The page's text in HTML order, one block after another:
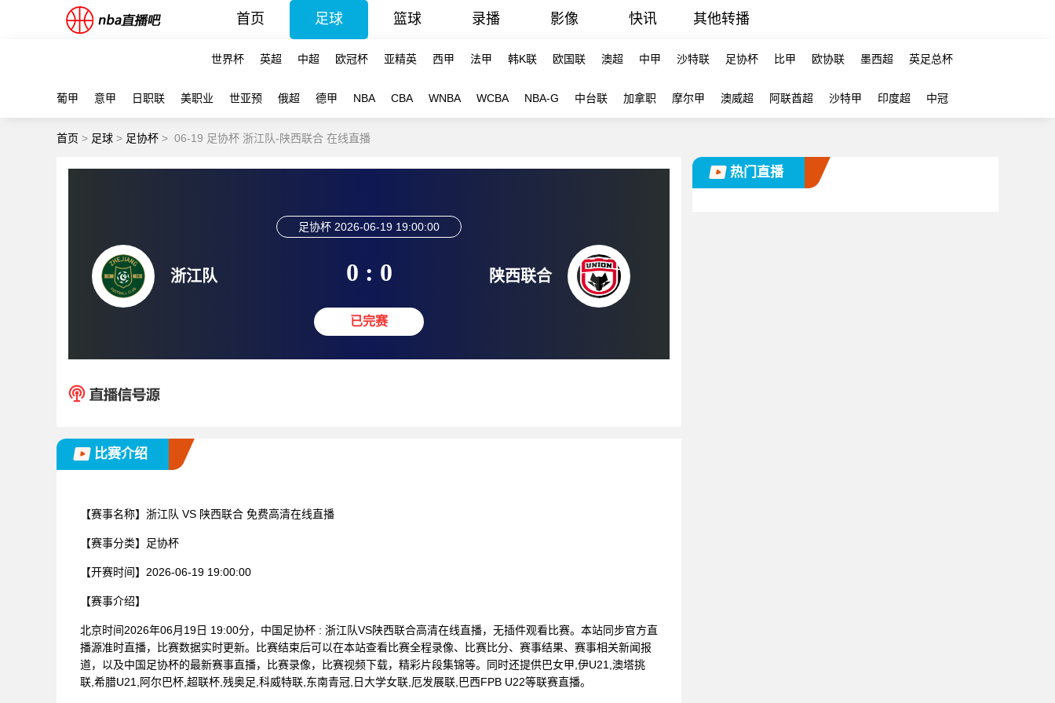
首页 足球 篮球 录播 影像 快讯 其他转播
世界杯 英超 中超 欧冠杯 亚精英 西甲 法甲 韩K联 欧国联 澳超 中甲 沙特联 足协杯 比甲 欧协联 墨西超 英足总杯
葡甲 意甲 日职联 美职业 世亚预 俄超 德甲 NBA CBA WNBA WCBA NBA-G 中台联 加拿职 摩尔甲 澳威超 阿联酋超 沙特甲 印度超 中冠
首页 > 足球 > 足协杯 > 06-19 足协杯 浙江队-陕西联合 在线直播
浙江队
足协杯 2026-06-19 19:00:00
0 : 0
已完赛
陕西联合
比赛介绍
【赛事名称】 浙江队 VS 陕西联合 免费高清在线直播
【赛事分类】 足协杯
【开赛时间】 2026-06-19 19:00:00
【赛事介绍】
北京时间2026年06月19日 19:00分，中国足协杯 : 浙江队VS陕西联合高清在线直播，无插件观看比赛。本站同步官方直
播源准时直播，比赛数据实时更新。比赛结束后可以在本站查看比赛全程录像、比赛比分、赛事结果、赛事相关新闻报
道，以及中国足协杯的最新赛事直播，比赛录像，比赛视频下载，精彩片段集锦等。同时还提供巴女甲,伊U21,澳塔挑
联,希腊U21,阿尔巴杯,超联杯,残奥足,科威特联,东南青冠,日大学女联,厄发展联,巴西FPB U22等联赛直播。
热门直播